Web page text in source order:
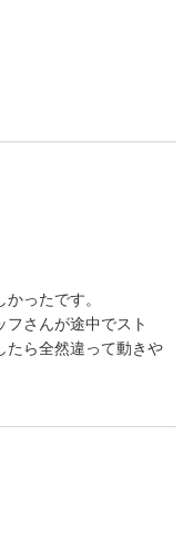
ったです。
さんが途中でスト
たら全然違って動きや